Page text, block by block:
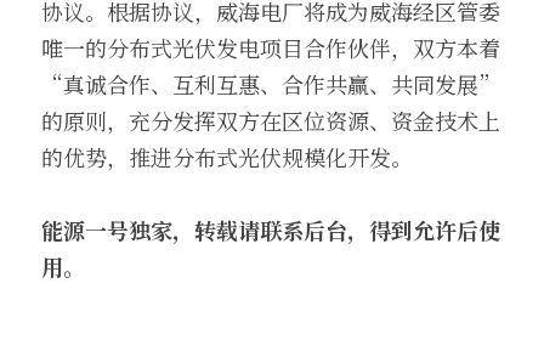
协议。根据协议，威海电厂将成为威海经区管委
唯一的分布式光伏发电项目合作伙伴，双方本着
“真诚合作、互利互惠、合作共赢、共同发展”
的原则，充分发挥双方在区位资源、资金技术上
的优势，推进分布式光伏规模化开发。
能源一号独家，转载请联系后台，得到允许后使
用。